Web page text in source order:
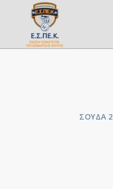
ΣΟΥΔΑ 2